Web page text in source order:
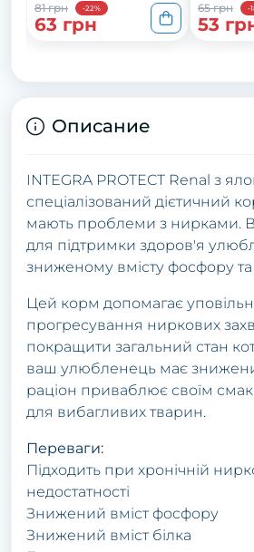
81 грн
-22%
63 грн
65 грн
-
53
Описание
INTEGRA PROTECT Renal з
спеціалізований дієтичний
мають проблеми з нирками.
для підтримки здоров'я
зниженому вмісту фосфору та
Цей корм допомагає
прогресування ниркових
покращити загальний стан
ваш улюбленець має
раціон приваблює своїм
для вибагливих тварин.
Переваги:
Підходить при хронічній
недостатності
Знижений вміст фосфору
Знижений вміст білка